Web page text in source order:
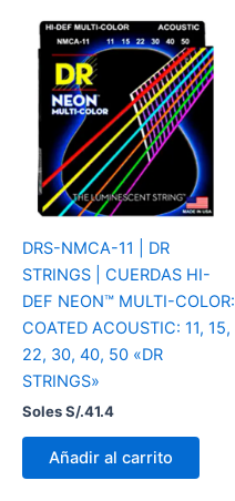
DRS-NMCA-11 | DR
STRINGS | CUERDAS HI-
DEF NEON™ MULTI-COLOR:
COATED ACOUSTIC: 11, 15,
22, 30, 40, 50 «DR
STRINGS»
Soles S/.41.4
Añadir al carrito